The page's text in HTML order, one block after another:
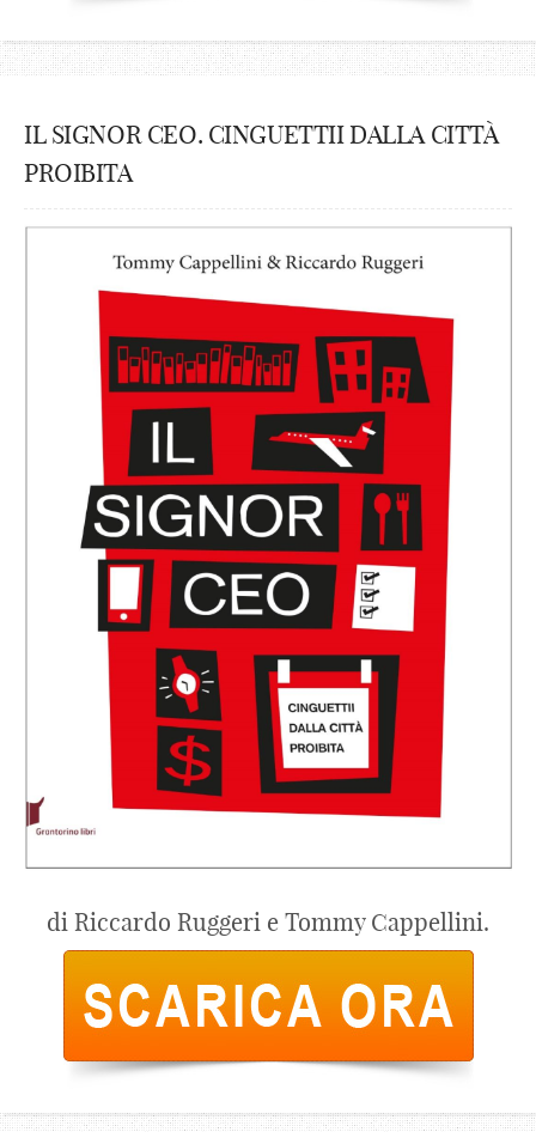
IL SIGNOR CEO. CINGUETTII DALLA CITTÀ
PROIBITA
di Riccardo Ruggeri e Tommy Cappellini.